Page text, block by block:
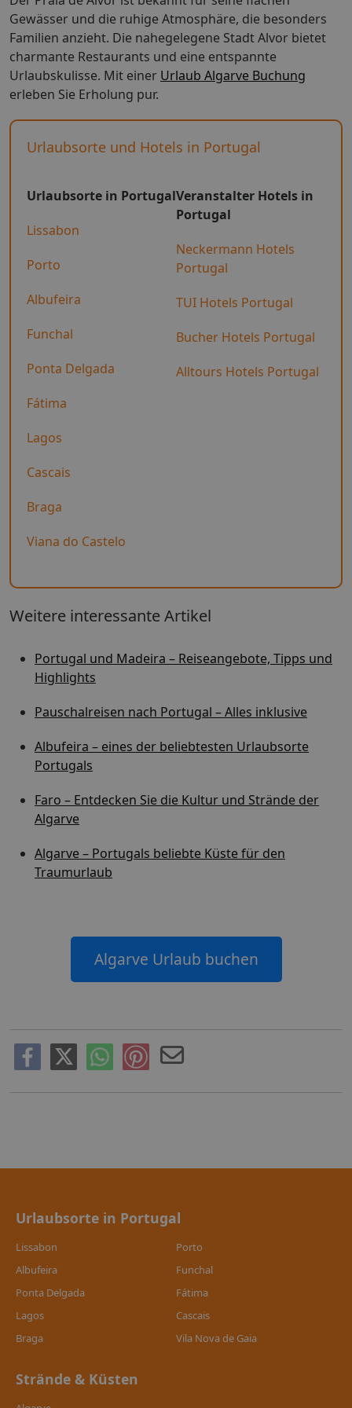
Gewässer und die ruhige Atmosphäre, die besonders
Familien anzieht. Die nahegelegene Stadt Alvor bietet
charmante Restaurants und eine entspannte
Urlaubskulisse. Mit einer Urlaub Algarve Buchung
erleben Sie Erholung pur.
Urlaubsorte und Hotels in Portugal
Urlaubsorte in Portugal
Lissabon
Porto
Albufeira
Funchal
Ponta Delgada
Fátima
Lagos
Cascais
Braga
Viana do Castelo
Veranstalter Hotels in
Portugal
Neckermann Hotels
Portugal
TUI Hotels Portugal
Bucher Hotels Portugal
Alltours Hotels Portugal
Weitere interessante Artikel
Portugal und Madeira – Reiseangebote, Tipps und
Highlights
Pauschalreisen nach Portugal – Alles inklusive
Albufeira – eines der beliebtesten Urlaubsorte
Portugals
Faro – Entdecken Sie die Kultur und Strände der
Algarve
Algarve – Portugals beliebte Küste für den
Traumurlaub
Algarve Urlaub buchen
Urlaubsorte in Portugal
Lissabon
Porto
Albufeira
Funchal
Ponta Delgada
Fátima
Lagos
Cascais
Braga
Vila Nova de Gaia
Strände & Küsten